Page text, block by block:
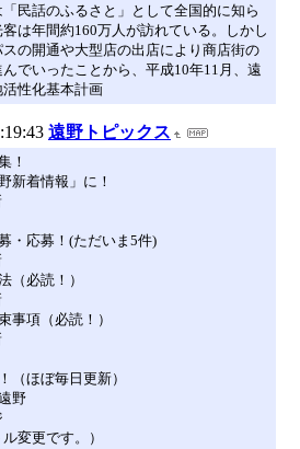
民話のふるさと」として全国的に知ら
は年間約160万人が訪れている。しかし
の開通や大型店の出店により商店街の
でいったことから、平成10年11月、遠
性化基本計画
遠野トピックス
！
新着情報」に！
・応募！(ただいま5件)
（必読！）
事項（必読！）
（ほぼ毎日更新）
野
変更です。）